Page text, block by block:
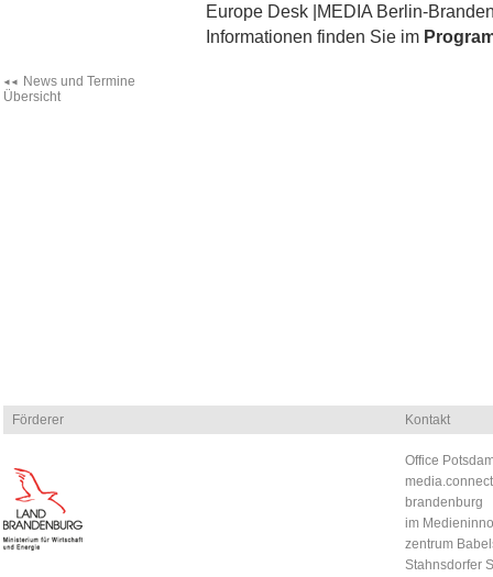
Europe Desk |MEDIA Berlin-
Informationen finden Sie im
News und Termine
Übersicht
Förderer Kontakt
Office
media.connect
brandenburg
im
zentrum
Stahnsdorfer